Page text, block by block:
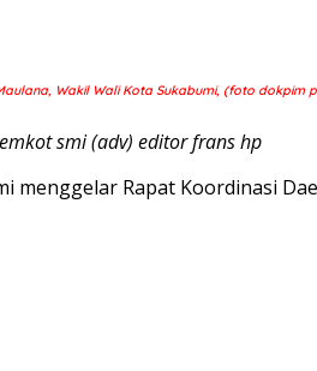
Wakil Wali Kota Sukabumi, (foto dokpim
smi (adv) editor frans hp
menggelar Rapat Koordinasi